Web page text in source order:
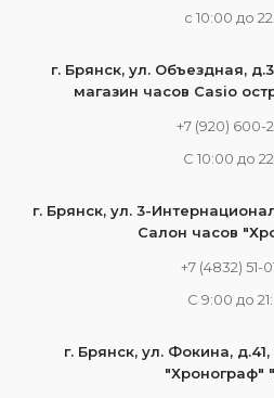
c 10:00 до
г. Брянск, ул. Объездная,
магазин часов Casio
+7 (920) 600-
С 10:00 до
г. Брянск, ул. 3-
Салон часов
+7 (4832) 51-
С 9:00 до
г. Брянск, ул. Фокина,
"Хронограф"